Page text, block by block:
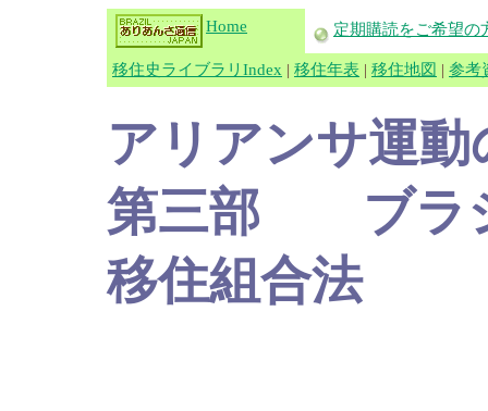
Home 定期購読をご希望の
移住史ライブラリIndex | 移住年表 | 移住地図 | 参考
アリアンサ運動
第三部 ブラジ
移住組合法